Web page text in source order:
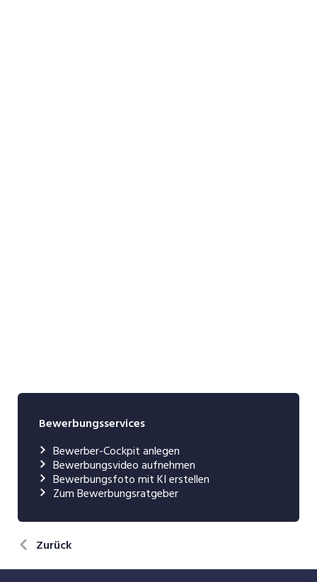
Bewerbungsservices
Bewerber-Cockpit anlegen
Bewerbungsvideo aufnehmen
Bewerbungsfoto mit KI erstellen
Zum Bewerbungsratgeber
Zurück